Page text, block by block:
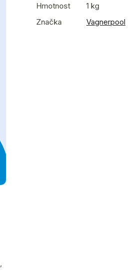
Hmotnost
1 kg
Značka
Vagnerpool